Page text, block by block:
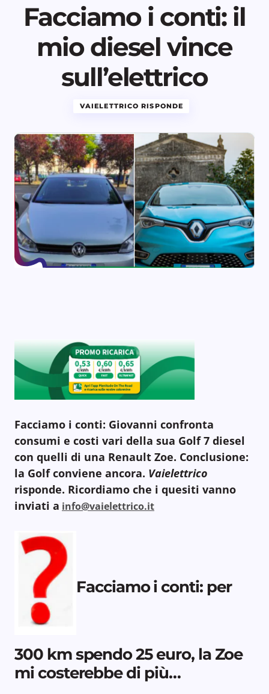
Facciamo i conti: il
mio diesel vince
sull’elettrico
VAIELETTRICO RISPONDE
Facciamo i conti: Giovanni confronta
consumi e costi vari della sua Golf 7 diesel
con quelli di una Renault Zoe. Conclusione:
la Golf conviene ancora. Vaielettrico
risponde. Ricordiamo che i quesiti vanno
inviati a info@vaielettrico.it
Facciamo i conti: per
300 km spendo 25 euro, la Zoe
mi costerebbe di più…